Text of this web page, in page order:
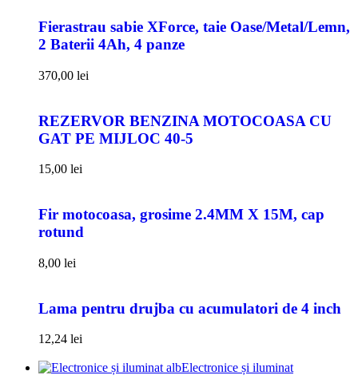
Fierastrau sabie XForce, taie Oase/Metal/Lemn,
2 Baterii 4Ah, 4 panze
370,00 lei
REZERVOR BENZINA MOTOCOASA CU
GAT PE MIJLOC 40-5
15,00 lei
Fir motocoasa, grosime 2.4MM X 15M, cap
rotund
8,00 lei
Lama pentru drujba cu acumulatori de 4 inch
12,24 lei
Electronice și iluminat